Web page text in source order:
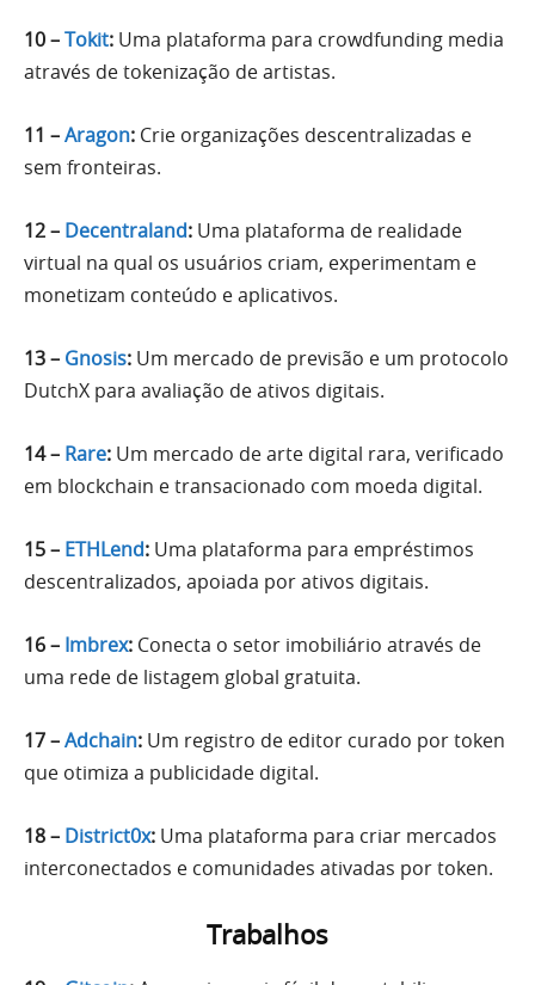
10 –Tokit: Uma plataforma para crowdfunding media
através de tokenização de artistas.
11 –Aragon: Crie organizações descentralizadas e
sem fronteiras.
12 – Decentraland: Uma plataforma de realidade
virtual na qual os usuários criam, experimentam e
monetizam conteúdo e aplicativos.
13 – Gnosis: Um mercado de previsão e um protocolo
DutchX para avaliação de ativos digitais.
14 – Rare: Um mercado de arte digital rara, verificado
em blockchain e transacionado com moeda digital.
15 – ETHLend: Uma plataforma para empréstimos
descentralizados, apoiada por ativos digitais.
16 – Imbrex: Conecta o setor imobiliário através de
uma rede de listagem global gratuita.
17 –Adchain: Um registro de editor curado por token
que otimiza a publicidade digital.
18 – District0x: Uma plataforma para criar mercados
interconectados e comunidades ativadas por token.
Trabalhos